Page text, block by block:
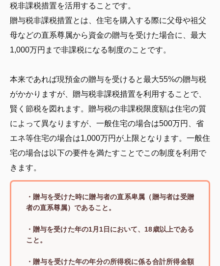
税非課税措置を活用することです。
贈与税非課税措置とは、住宅を購入する際に父母や祖父
母などの直系尊属から資金の贈与を受けた場合に、最大
1,000万円まで非課税になる制度のことです。
本来であれば現預金の贈与を受けると最大55%の贈与税
がかかりますが、贈与税非課税措置を利用することで、
賢く節税を図れます。贈与税の非課税限度額は住宅の質
によって異なりますが、一般住宅の場合は500万円、省
エネ等住宅の場合は1,000万円が上限となります。一般住
宅の場合は以下の要件を満たすことでこの制度を利用で
きます。
・贈与を受けた時に贈与者の直系卑属（贈与者は受贈
者の直系尊属）であること。
・贈与を受けた年の1月1日において、18歳以上である
こと。
・贈与を受けた年の年分の所得税に係る合計所得金額